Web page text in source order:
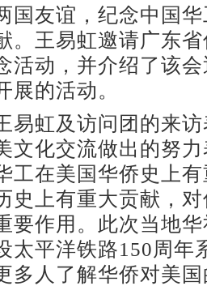
国友谊，纪念中国
。王易虹邀请广东
活动，并介绍了该
展的活动。
虹及访问团的来访
文化交流做出的努
工在美国华侨史上
史上有重大贡献，
要作用。此次当地
太平洋铁路150周年
多人了解华侨对美